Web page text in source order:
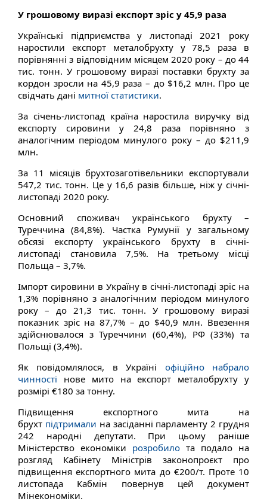
У грошовому виразі експорт зріс у 45,9 раза
Українські підприємства у листопаді 2021 року
наростили експорт металобрухту у 78,5 раза в
порівнянні з відповідним місяцем 2020 року – до 44
тис. тонн. У грошовому виразі поставки брухту за
кордон зросли на 45,9 раза – до $16,2 млн. Про це
свідчать дані митної статистики.
За січень-листопад країна наростила виручку від
експорту сировини у 24,8 раза порівняно з
аналогічним періодом минулого року – до $211,9
млн.
За 11 місяців брухтозаготівельники експортували
547,2 тис. тонн. Це у 16,6 разів більше, ніж у січні-
листопаді 2020 року.
Основний споживач українського брухту –
Туреччина (84,8%). Частка Румунії у загальному
обсязі експорту українського брухту в січні-
листопаді становила 7,5%. На третьому місці
Польща – 3,7%.
Імпорт сировини в Україну в січні-листопаді зріс на
1,3% порівняно з аналогічним періодом минулого
року – до 21,3 тис. тонн. У грошовому виразі
показник зріс на 87,7% – до $40,9 млн. Ввезення
здійснювалося з Туреччини (60,4%), РФ (33%) та
Польщі (3,4%).
Як повідомлялося, в Україні офіційно набрало
чинності нове мито на експорт металобрухту у
розмірі €180 за тонну.
Підвищення експортного мита на
брухт підтримали на засіданні парламенту 2 грудня
242 народні депутати. При цьому раніше
Міністерство економіки розробило та подало на
розгляд Кабінету Міністрів законопроєкт про
підвищення експортного мита до €200/т. Проте 10
листопада Кабмін повернув цей документ
Мінекономіки.